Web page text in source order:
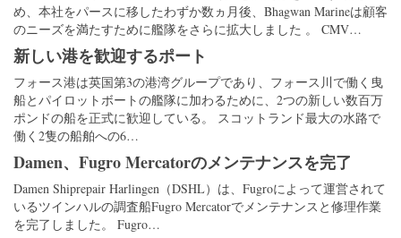
め、本社をパースに移したわずか数ヵ月後、Bhagwan Marineは顧客
のニーズを満たすために艦隊をさらに拡大しました 。 CMV…
新しい港を歓迎するポート
フォース港は英国第3の港湾グループであり、フォース川で働く曳
船とパイロットボートの艦隊に加わるために、2つの新しい数百万
ポンドの船を正式に歓迎している。 スコットランド最大の水路で
働く2隻の船舶への6…
Damen、Fugro Mercatorのメンテナンスを完了
Damen Shiprepair Harlingen（DSHL）は、Fugroによって運営されて
いるツインハルの調査船Fugro Mercatorでメンテナンスと修理作業
を完了しました。 Fugro…